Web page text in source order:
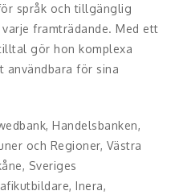
service,
språk och tillgänglig
framträdande. Med ett
gör hon komplexa
användbara för sina
Handelsbanken,
och Regioner, Västra
Sveriges
Inera,